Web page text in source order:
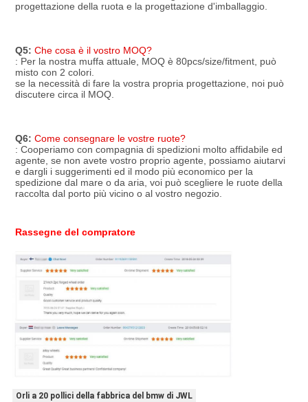
progettazione della ruota e la progettazione d'imballaggio.
Q5: Che cosa è il vostro MOQ?
: Per la nostra muffa attuale, MOQ è 80pcs/size/fitment, può
misto con 2 colori.
se la necessità di fare la vostra propria progettazione, noi può
discutere circa il MOQ.
Q6: Come consegnare le vostre ruote?
: Cooperiamo con compagnia di spedizioni molto affidabile ed
agente, se non avete vostro proprio agente, possiamo aiutarvi
e dargli i suggerimenti ed il modo più economico per la
spedizione dal mare o da aria, voi può scegliere le ruote della
raccolta dal porto più vicino o al vostro negozio.
Rassegne del compratore
Orli a 20 pollici della fabbrica del bmw di JWL